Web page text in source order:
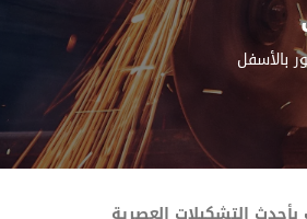
بالأسفل